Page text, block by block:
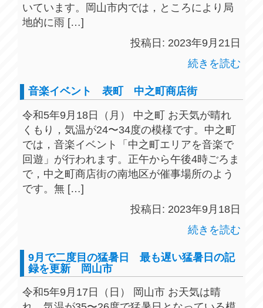
いています。岡山市内では，ところにより局
地的に雨 […]
投稿日: 2023年9月21日
続きを読む
音楽イベント 表町 中之町商店街
令和5年9月18日（月） 中之町 お天気が晴れ
くもり，気温が24〜34度の模様です。中之町
では，音楽イベント「中之町エリアを音楽で
回遊」が行われます。正午から午後4時ごろま
で，中之町商店街の南地区が催事場所のよう
です。無 […]
投稿日: 2023年9月18日
続きを読む
9月で二度目の猛暑日 最も遅い猛暑日の記
録を更新 岡山市
令和5年9月17日（日） 岡山市 お天気は晴